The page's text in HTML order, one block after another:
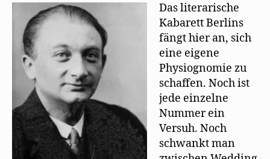
Das literarische
Kabarett Berlins
fängt hier an, sich
eine eigene
Physiognomie zu
schaffen. Noch ist
jede einzelne
Nummer ein
Versuh. Noch
schwankt man